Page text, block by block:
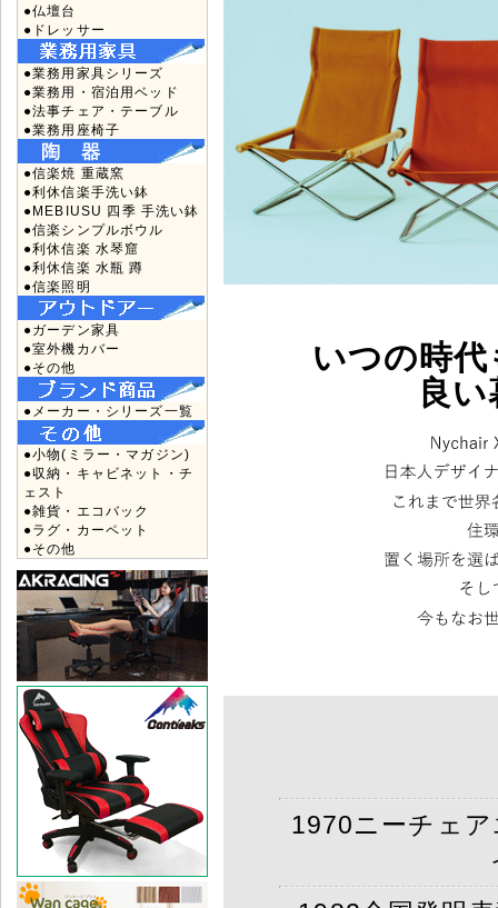
●仏壇台
●ドレッサー
●業務用家具シリーズ
●業務用・宿泊用ベッド
●法事チェア・テーブル
●業務用座椅子
●信楽焼 重蔵窯
●利休信楽手洗い鉢
●MEBIUSU 四季 手洗い鉢
●信楽シンプルボウル
●利休信楽 水琴窟
●利休信楽 水瓶 蹲
●信楽照明
●ガーデン家具
●室外機カバー
●その他
●メーカー・シリーズ一覧
●小物(ミラー・マガジン)
●収納・キャビネット・チ
ェスト
●雑貨・エコバック
●ラグ・カーペット
●その他
いつの時
良
1970ニーチェ